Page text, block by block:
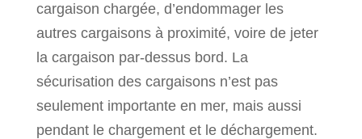
cargaison chargée, d’endommager les
autres cargaisons à proximité, voire de jeter
la cargaison par-dessus bord. La
sécurisation des cargaisons n’est pas
seulement importante en mer, mais aussi
pendant le chargement et le déchargement.